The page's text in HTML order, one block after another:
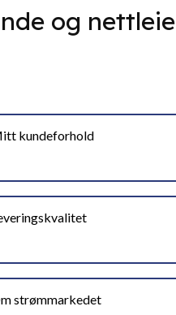
og nettleie
kundeforhold
strømmarkedet